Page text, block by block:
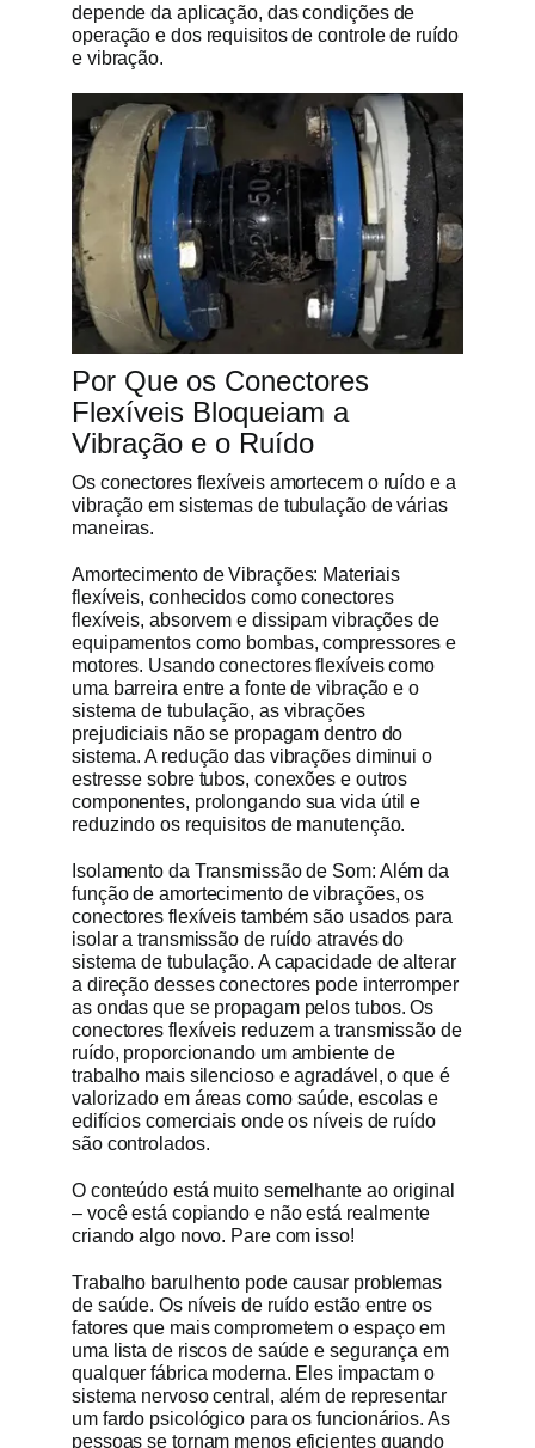
depende da aplicação, das condições de
operação e dos requisitos de controle de ruído
e vibração.
Por Que os Conectores
Flexíveis Bloqueiam a
Vibração e o Ruído
Os conectores flexíveis amortecem o ruído e a
vibração em sistemas de tubulação de várias
maneiras.
Amortecimento de Vibrações: Materiais
flexíveis, conhecidos como conectores
flexíveis, absorvem e dissipam vibrações de
equipamentos como bombas, compressores e
motores. Usando conectores flexíveis como
uma barreira entre a fonte de vibração e o
sistema de tubulação, as vibrações
prejudiciais não se propagam dentro do
sistema. A redução das vibrações diminui o
estresse sobre tubos, conexões e outros
componentes, prolongando sua vida útil e
reduzindo os requisitos de manutenção.
Isolamento da Transmissão de Som: Além da
função de amortecimento de vibrações, os
conectores flexíveis também são usados para
isolar a transmissão de ruído através do
sistema de tubulação. A capacidade de alterar
a direção desses conectores pode interromper
as ondas que se propagam pelos tubos. Os
conectores flexíveis reduzem a transmissão de
ruído, proporcionando um ambiente de
trabalho mais silencioso e agradável, o que é
valorizado em áreas como saúde, escolas e
edifícios comerciais onde os níveis de ruído
são controlados.
O conteúdo está muito semelhante ao original
– você está copiando e não está realmente
criando algo novo. Pare com isso!
Trabalho barulhento pode causar problemas
de saúde. Os níveis de ruído estão entre os
fatores que mais comprometem o espaço em
uma lista de riscos de saúde e segurança em
qualquer fábrica moderna. Eles impactam o
sistema nervoso central, além de representar
um fardo psicológico para os funcionários. As
pessoas se tornam menos eficientes quando